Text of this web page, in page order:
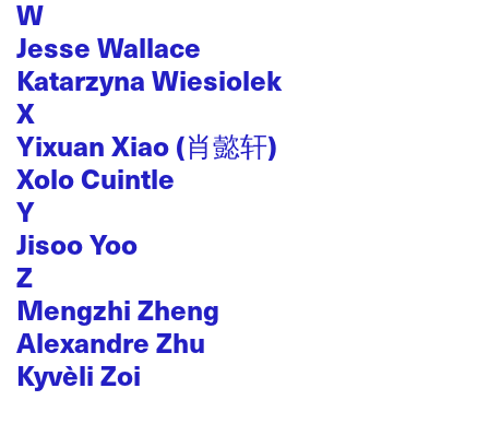
W
Jesse Wallace
Katarzyna Wiesiolek
X
Yixuan Xiao (肖懿轩)
Xolo Cuintle
Y
Jisoo Yoo
Z
Mengzhi Zheng
Alexandre Zhu
Kyvèli Zoi